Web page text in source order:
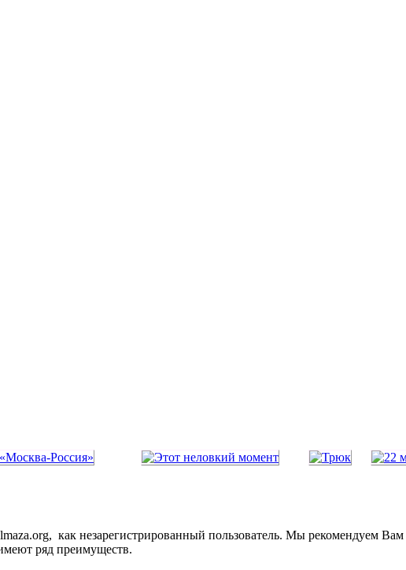
как незарегистрированный пользователь. Мы рекомендуем Вам
ряд преимуществ.